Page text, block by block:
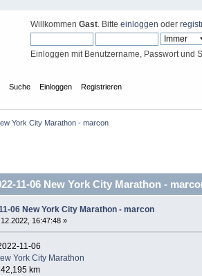
WillkommenGast. Bitteeinloggen oder
Einloggen mit Benutzername, Passwort und
Suche Einloggen Registrieren
York City Marathon - marcon
11-06 New York City Marathon -
06 New York City Marathon - marcon
16:47:48 »
11-06
York City Marathon
km